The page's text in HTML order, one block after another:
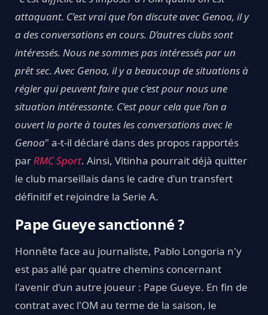
attaquant. C’est vrai que l’on discute avec Genoa, il y
a des conversations en cours. D’autres clubs sont
intéressés. Nous ne sommes pas intéressés par un
prêt sec. Avec Genoa, il y a beaucoup de situations à
régler qui peuvent faire que c’est pour nous une
situation intéressante. C’est pour cela que l’on a
ouvert la porte à toutes les conversations avec le
Genoa" a-t-il déclaré dans des propos rapportés
par RMC Sport. Ainsi, Vitinha pourrait déjà quitter
le club marseillais dans le cadre d'un transfert
définitif et rejoindre la Serie A.
Pape Gueye sanctionné ?
Honnête face au journaliste, Pablo Longoria n'y
est pas allé par quatre chemins concernant
l'avenir d'un autre joueur : Pape Gueye. En fin de
contrat avec l'OM au terme de la saison, le